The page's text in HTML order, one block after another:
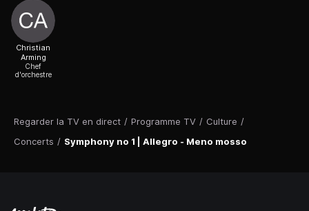
Regarder la TV en direct / Programme TV / Culture /
Concerts / Symphony no 1 | Allegro - Meno mosso
Christian
Arming
Chef
d'orchestre